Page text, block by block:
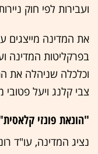
ועבירות לפי חוק
את המדינה מייצגים
בפרקליטות המדינה
וכלכלה שניהלה את
צבי קלנג ויעל
"הונאת פונזי
נציג המדינה, עו"ד